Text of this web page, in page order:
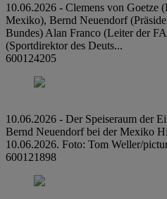
10.06.2026 - Clemens von Goetze
Mexiko), Bernd Neuendorf
Bundes) Alan Franco (Leiter der
(Sportdirektor des Deuts...
600124205
10.06.2026 - Der Speiseraum der
Bernd Neuendorf bei der Mexiko
10.06.2026. Foto: Tom Weller/
600121898